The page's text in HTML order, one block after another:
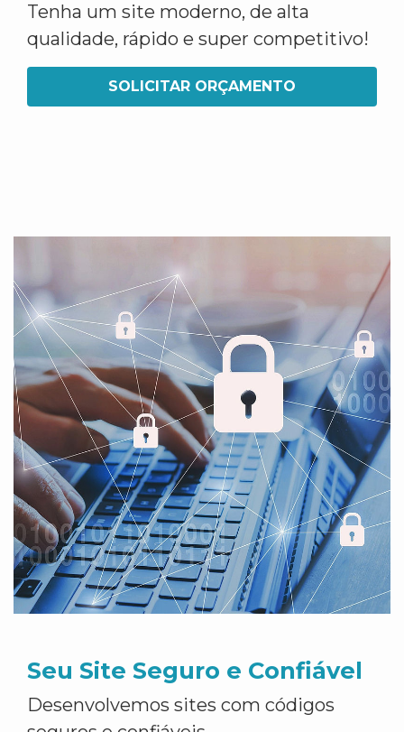
Tenha um site moderno, de alta
qualidade, rápido e super competitivo!
SOLICITAR ORÇAMENTO
Seu Site Seguro e Confiável
Desenvolvemos sites com códigos